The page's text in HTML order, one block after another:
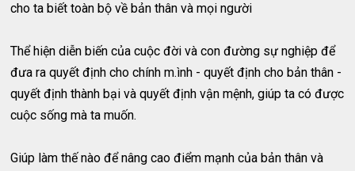
cho ta biết toàn bộ về bản thân và mọi người
Thể hiện diễn biến của cuộc đời và con đường sự nghiệp để
đưa ra quyết định cho chính m.ình - quyết định cho bản thân -
quyết định thành bại và quyết định vận mệnh, giúp ta có được
cuộc sống mà ta muốn.
Giúp làm thế nào để nâng cao điểm mạnh của bản thân và